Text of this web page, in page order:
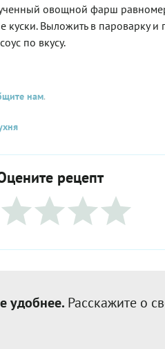
овощной фарш
куски. Выложить в пароварку
по вкусу.
нам.
рецепт
удобнее. Расскажите о